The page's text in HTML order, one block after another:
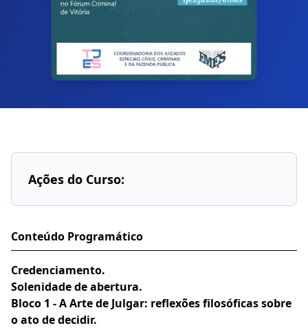
Ações do Curso:
Conteúdo Programático
Credenciamento.
Solenidade de abertura.
Bloco 1 -A Arte de Julgar: reflexões filosóficas sobre
o ato de decidir.